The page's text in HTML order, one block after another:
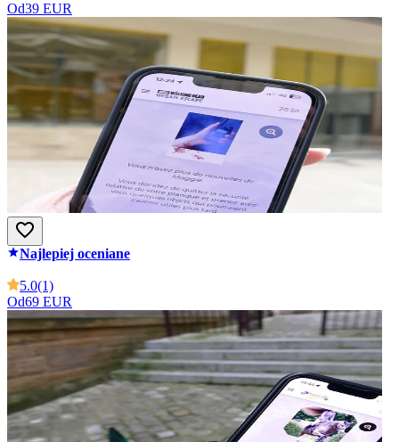
Od39 EUR
Najlepiej oceniane
5.0(1)
Od69 EUR